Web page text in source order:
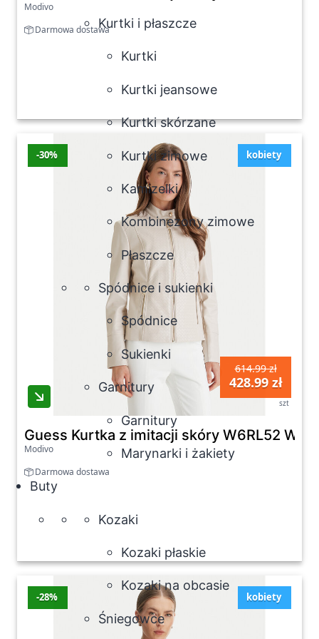
Kurtki i płaszcze
Kurtki
Kurtki jeansowe
Kurtki skórzane
Kurtki zimowe
Kamizelki
Kombinezony zimowe
Płaszcze
Spódnice i sukienki
Spódnice
Sukienki
Garnitury
Garnitury
Marynarki i żakiety
Buty
Kozaki
Kozaki płaskie
Kozaki na obcasie
Śniegowce
Modivo
Darmowa dostawa
kobiety
-30%
614.99 zł
428.99 zł
szt
Guess Kurtka z imitacji skóry W6RL52
Modivo
Darmowa dostawa
kobiety
-28%